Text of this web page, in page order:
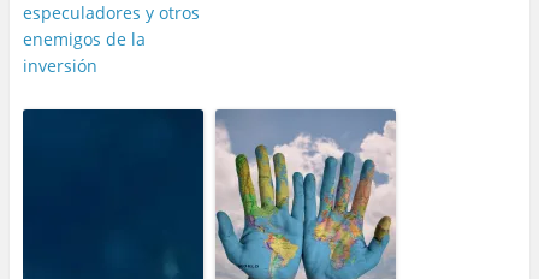
especuladores y otros
enemigos de la
inversión